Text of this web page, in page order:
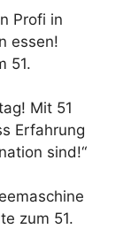
Profi in
essen!
51.
Mit 51
Erfahrung
sind!“
zum 51.